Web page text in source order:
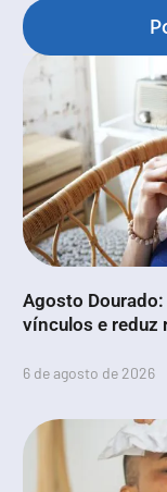
Agosto
vínculos e reduz
6 de agosto de 2026